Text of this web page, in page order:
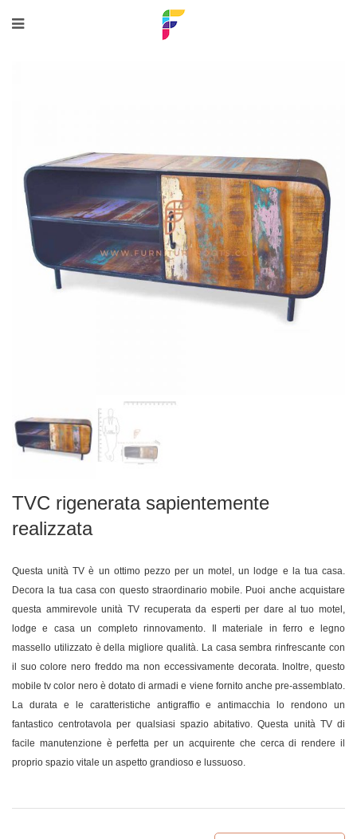
TVC rigenerata sapientemente
realizzata
Questa unità TV è un ottimo pezzo per un motel, un lodge e la tua casa.
Decora la tua casa con questo straordinario mobile. Puoi anche acquistare
questa ammirevole unità TV recuperata da esperti per dare al tuo motel,
lodge e casa un completo rinnovamento. Il materiale in ferro e legno
massello utilizzato è della migliore qualità. La casa sembra rinfrescante con
il suo colore nero freddo ma non eccessivamente decorata. Inoltre, questo
mobile tv color nero è dotato di armadi e viene fornito anche pre-assemblato.
La durata e le caratteristiche antigraffio e antimacchia lo rendono un
fantastico centrotavola per qualsiasi spazio abitativo. Questa unità TV di
facile manutenzione è perfetta per un acquirente che cerca di rendere il
proprio spazio vitale un aspetto grandioso e lussuoso.